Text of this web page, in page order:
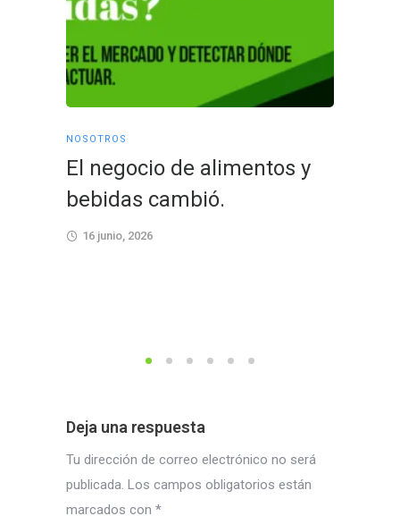
NOSOTROS
El negocio de alimentos y
bebidas cambió.
16 junio, 2026
Deja una respuesta
Tu dirección de correo electrónico no será
publicada. Los campos obligatorios están
marcados con *